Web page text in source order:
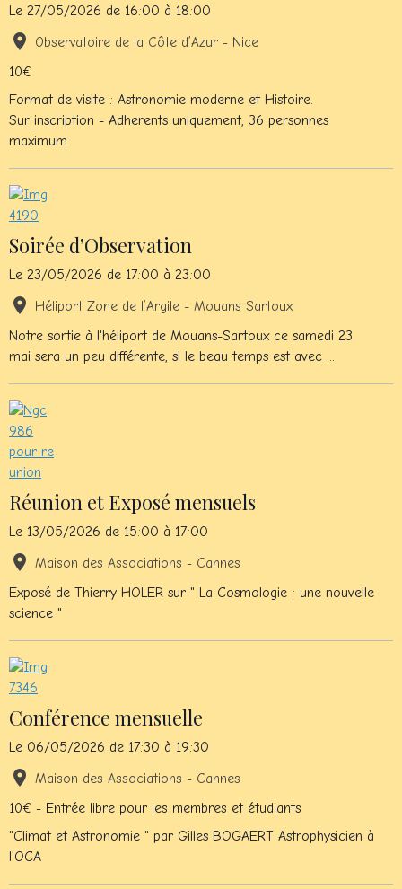
Le 27/05/2026 de 16:00 à 18:00
Observatoire de la Côte d’Azur - Nice
10€
Format de visite : Astronomie moderne et Histoire.
Sur inscription - Adherents uniquement, 36 personnes
maximum
Soirée d’Observation
Le 23/05/2026 de 17:00 à 23:00
Héliport Zone de l’Argile - Mouans Sartoux
Notre sortie à l'héliport de Mouans-Sartoux ce samedi 23
mai sera un peu différente, si le beau temps est avec ...
Réunion et Exposé mensuels
Le 13/05/2026 de 15:00 à 17:00
Maison des Associations - Cannes
Exposé de Thierry HOLER sur " La Cosmologie : une nouvelle
science "
Conférence mensuelle
Le 06/05/2026 de 17:30 à 19:30
Maison des Associations - Cannes
10€ - Entrée libre pour les membres et étudiants
"Climat et Astronomie " par Gilles BOGAERT Astrophysicien à
l'OCA